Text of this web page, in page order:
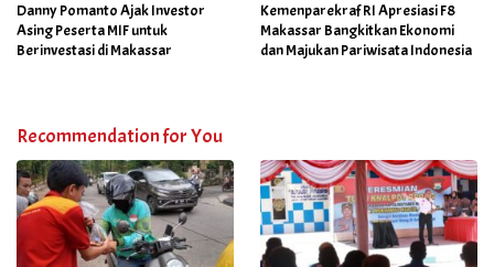
Danny Pomanto Ajak Investor
Asing Peserta MIF untuk
Berinvestasi di Makassar
Kemenparekraf RI Apresiasi F8
Makassar Bangkitkan Ekonomi
dan Majukan Pariwisata Indonesia
Recommendation for You